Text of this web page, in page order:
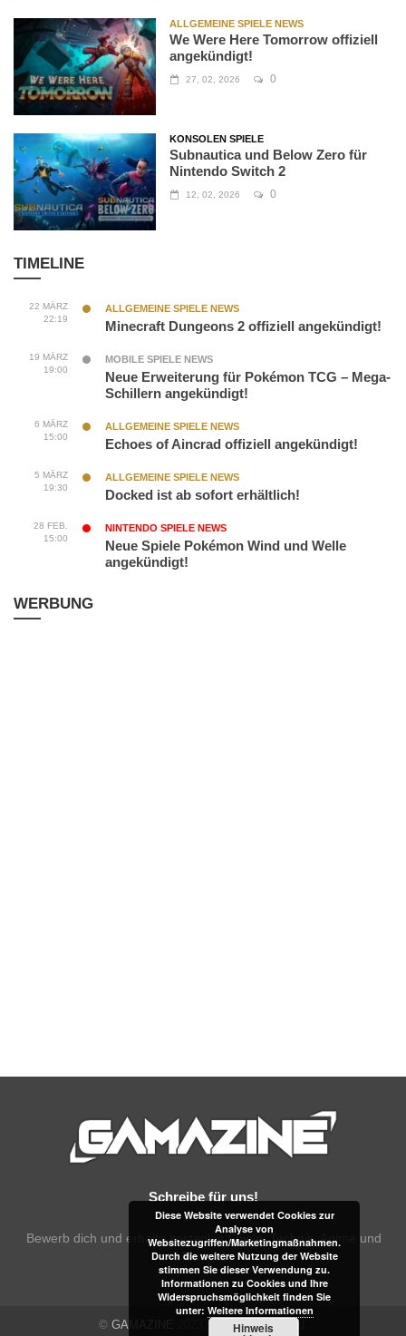
ALLGEMEINE SPIELE NEWS
We Were Here Tomorrow offiziell
angekündigt!
27, 02, 2026 0
KONSOLEN SPIELE
Subnautica und Below Zero für
Nintendo Switch 2
12, 02, 2026 0
TIMELINE
22 MÄRZ
22:19
ALLGEMEINE SPIELE NEWS
Minecraft Dungeons 2 offiziell angekündigt!
19 MÄRZ
19:00
MOBILE SPIELE NEWS
Neue Erweiterung für Pokémon TCG – Mega-
Schillern angekündigt!
6 MÄRZ
15:00
ALLGEMEINE SPIELE NEWS
Echoes of Aincrad offiziell angekündigt!
5 MÄRZ
19:30
ALLGEMEINE SPIELE NEWS
Docked ist ab sofort erhältlich!
28 FEB.
15:00
NINTENDO SPIELE NEWS
Neue Spiele Pokémon Wind und Welle
angekündigt!
WERBUNG
Schreibe für uns!
Bewerb dich und erhalte kostenlos Spiele, Technik, Anime und
Manga!
© GAMAZINE 2023. All rights reserved.
Diese Website verwendet Cookies zur
Analyse von
Websitezugriffen/Marketingmaßnahmen.
Durch die weitere Nutzung der Website
stimmen Sie dieser Verwendung zu.
Informationen zu Cookies und Ihre
Widerspruchsmöglichkeit finden Sie
unter: Weitere Informationen
Hinweis